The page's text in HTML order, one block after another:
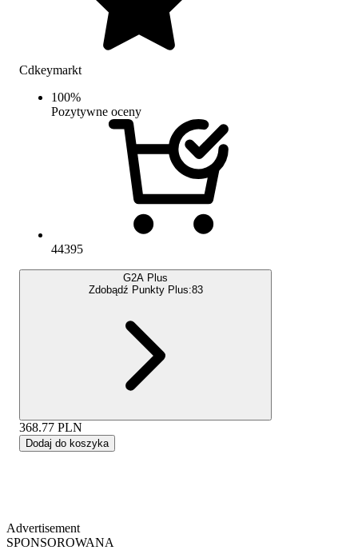
Cdkeymarkt
100%
Pozytywne oceny
44395
G2A Plus
Zdobądź Punkty Plus:83
368.77 PLN
Dodaj do koszyka
Advertisement
SPONSOROWANA